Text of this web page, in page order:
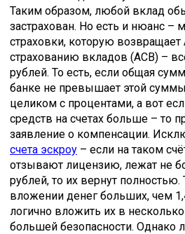
Таким образом, любой вклад
застрахован. Но есть и нюанс –
страховки, которую возвращает
страхованию вкладов (АСВ) –
рублей. То есть, если общая
банке не превышает этой
целиком с процентами, а вот
средств на счетах больше – то
заявление о компенсации.
счета эскроу – если на таком
отзывают лицензию, лежат не
рублей, то их вернут
вложении денег больших, чем
логично вложить их в
большей безопасности. Однако